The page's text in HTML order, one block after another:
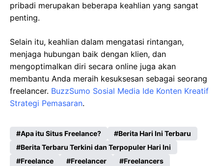
pribadi merupakan beberapa keahlian yang sangat
penting.
Selain itu, keahlian dalam mengatasi rintangan,
menjaga hubungan baik dengan klien, dan
mengoptimalkan diri secara online juga akan
membantu Anda meraih kesuksesan sebagai seorang
freelancer. BuzzSumo Sosial Media Ide Konten Kreatif
Strategi Pemasaran.
Apa itu Situs Freelance?
Berita Hari Ini Terbaru
Berita Terbaru Terkini dan Terpopuler Hari Ini
Freelance
Freelancer
Freelancers